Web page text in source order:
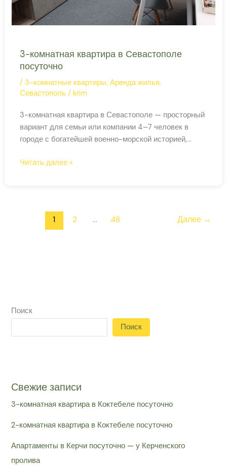
3-комнатная квартира в Севастополе
посуточно
/ 3-комнатные квартиры,Аренда жилья,
Севастополь /krim
3-комнатная квартира в Севастополе — просторный
вариант для семьи или компании 4–7 человек в
городе с богатейшей военно-морской историей,
пляжами. Севастополь: больше, чем курорт
Херсонес Таврический, Графская пристань, Малахов
3-
Севастополе
посуточно
Читать далее »
1 2 … 48 Далее →
Поиск
Поиск
Свежие записи
3-комнатная квартира в Коктебеле посуточно
2-комнатная квартира в Коктебеле посуточно
Апартаменты в Керчи посуточно — у Керченского
пролива